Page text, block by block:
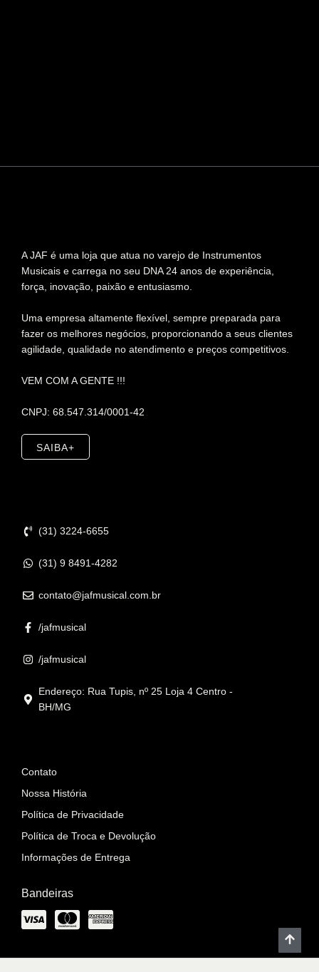
A JAF é uma loja que atua no varejo de Instrumentos
Musicais e carrega no seu DNA 24 anos de experiência,
força, inovação, paixão e entusiasmo.
Uma empresa altamente flexível, sempre preparada para
fazer os melhores negócios, proporcionando a seus clientes
agilidade, qualidade no atendimento e preços competitivos.
VEM COM A GENTE !!!
CNPJ: 68.547.314/0001-42
SAIBA+
(31) 3224-6655
(31) 9 8491-4282
contato@jafmusical.com.br
/jafmusical
/jafmusical
Endereço: Rua Tupis, nº 25 Loja 4 Centro -
BH/MG
Contato
Nossa História
Política de Privacidade
Política de Troca e Devolução
Informações de Entrega
Bandeiras